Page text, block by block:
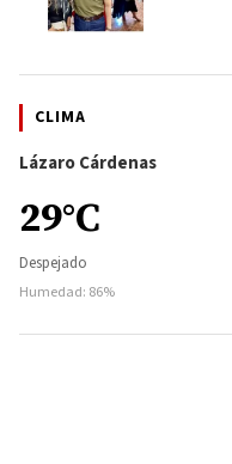
CLIMA
Lázaro Cárdenas
29°C
Despejado
Humedad: 86%